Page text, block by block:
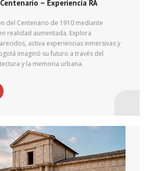
– Experiencia RA
del Centenario de 1910 mediante
realidad aumentada. Explora
activa experiencias inmersivas y
imaginó su futuro a través del
y la memoria urbana.